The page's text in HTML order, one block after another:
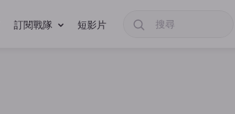
訂閱戰隊 短影片